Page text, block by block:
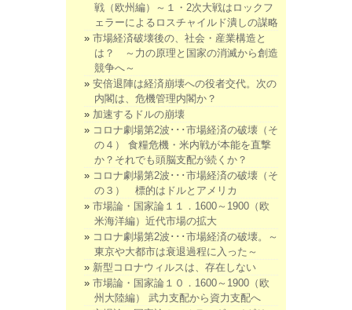
戦（欧州編）～１・2次大戦はロックフ
ェラーによるロスチャイルド潰しの謀略
市場経済破壊後の、社会・産業構造と
は？ ～力の原理と国家の消滅から創造
競争へ～
安倍退陣は経済崩壊への役者交代。次の
内閣は、危機管理内閣か？
加速するドルの崩壊
コロナ劇場第2波･･･市場経済の破壊（そ
の４） 食糧危機・米内戦が本能を直撃
か？それでも頭脳支配が続くか？
コロナ劇場第2波･･･市場経済の破壊（そ
の３） 標的はドルとアメリカ
市場論・国家論１１．1600～1900（欧
米海洋編）近代市場の拡大
コロナ劇場第2波･･･市場経済の破壊。～
東京や大都市は衰退過程に入った～
新型コロナウィルスは、存在しない
市場論・国家論１０．1600～1900（欧
州大陸編） 武力支配から資力支配へ